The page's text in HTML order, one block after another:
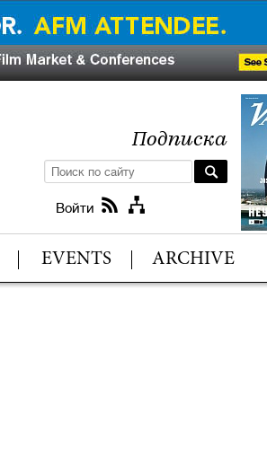
Подписка
Войти
EVENTS ARCHIVE